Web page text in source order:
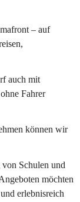
– auf
auch mit
Fahrer
können wir
Schulen und
möchten
erlebnisreich